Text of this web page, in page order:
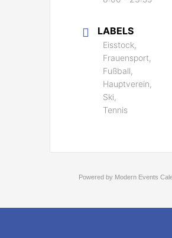
LABELS
Eisstock,
Frauensport,
Fußball,
Hauptverein,
Ski,
Tennis
Powered by Modern Events